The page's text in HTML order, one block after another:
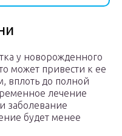
у новорожденного
может привести к ее
вплоть до полной
лечение
заболевание
будет менее